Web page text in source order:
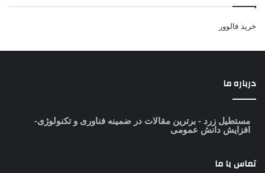
خرید فالوور
درباره ما
مستطیل زرد - برترین مقالات در ضمینه فناوری و تکنولوژی-
افزایش دانش عمومی
تماس با ما